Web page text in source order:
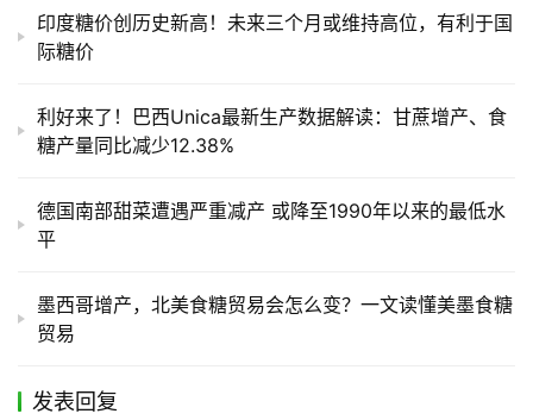
印度糖价创历史新高！未来三个月或维持高位，有利于国
际糖价
利好来了！巴西Unica最新生产数据解读：甘蔗增产、食
糖产量同比减少12.38%
德国南部甜菜遭遇严重减产 或降至1990年以来的最低水
平
墨西哥增产，北美食糖贸易会怎么变？一文读懂美墨食糖
贸易
发表回复